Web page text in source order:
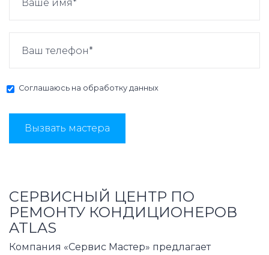
Соглашаюсь на обработку данных
Вызвать мастера
СЕРВИСНЫЙ ЦЕНТР ПО
РЕМОНТУ КОНДИЦИОНЕРОВ
ATLAS
Компания «Сервис Мастер» предлагает